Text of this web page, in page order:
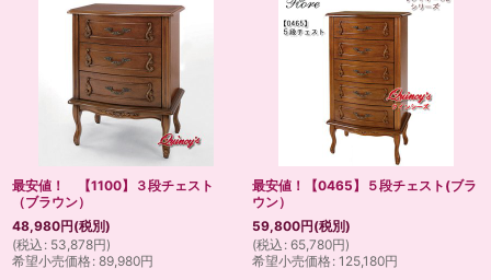
最安値！ 【1100】３段チェスト
（ブラウン）
48,980円(税別)
(税込 : 53,878円)
希望小売価格: 89,980円
最安値！【0465】５段チェスト(ブラ
ウン）
59,800円(税別)
(税込 : 65,780円)
希望小売価格: 125,180円